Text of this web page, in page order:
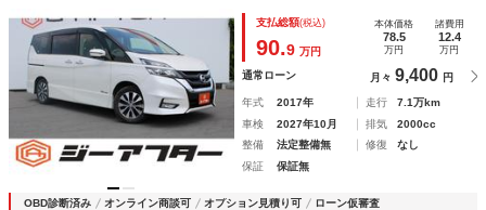
クルーズコントロール ＥＴＣ スマートキー ＬＥＤヘッド
ライト オートライト 電動格納ミラー クリアランスソナー
支払総額(税込)
90.9 万円
本体価格
78.5
万円
諸費用
12.4
万円
通常ローン 月々 9,400 円
年式 2017年 走行
7.1万km
車検
2027年10月 排気
2000cc
整備
法定整備無 修復
なし
保証
保証無
OBD診断済み オンライン商談可 オプション見積り可 ローン仮審査